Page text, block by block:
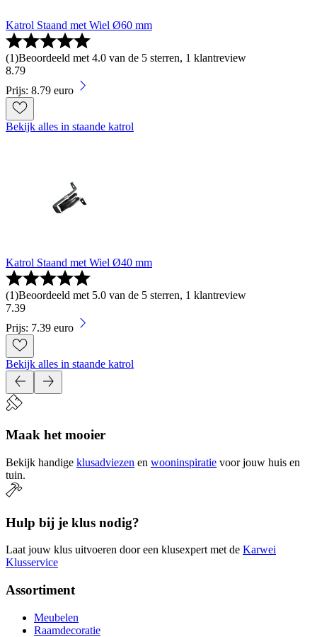
Katrol Staand met Wiel Ø60 mm
(1)Beoordeeld met 4.0 van de 5 sterren, 1 klantreview
8.79
Prijs: 8.79 euro
Bekijk alles in staande katrol
Katrol Staand met Wiel Ø40 mm
(1)Beoordeeld met 5.0 van de 5 sterren, 1 klantreview
7.39
Prijs: 7.39 euro
Bekijk alles in staande katrol
Maak het mooier
Bekijk handige klusadviezen en wooninspiratie voor jouw huis en
tuin.
Hulp bij je klus nodig?
Laat jouw klus uitvoeren door een klusexpert met de Karwei
Klusservice
Assortiment
Meubelen
Raamdecoratie